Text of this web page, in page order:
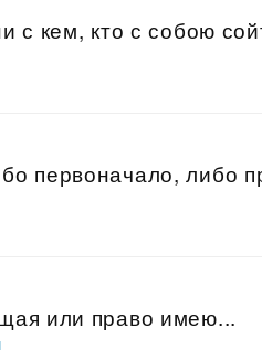
с кем, кто с собою
первоначало, либо
или право имею...